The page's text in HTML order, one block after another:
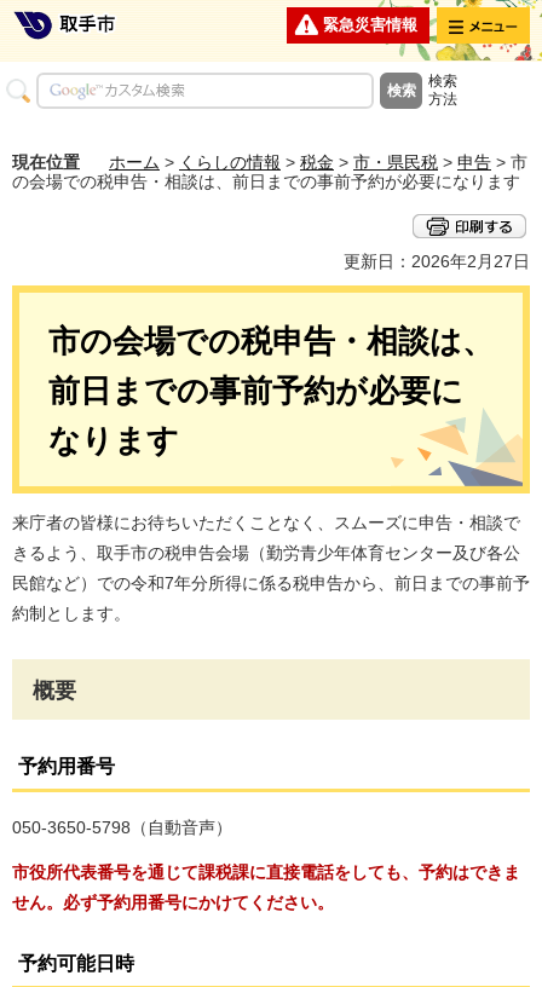
緊急災害情報 メニュー
検索
方法
現在位置 ホーム > くらしの情報 > 税金 > 市・県民税 > 申告 > 市
の会場での税申告・相談は、前日までの事前予約が必要になります
更新日：2026年2月27日
市の会場での税申告・相談は、
前日までの事前予約が必要に
なります
来庁者の皆様にお待ちいただくことなく、スムーズに申告・相談で
きるよう、取手市の税申告会場（勤労青少年体育センター及び各公
民館など）での令和7年分所得に係る税申告から、前日までの事前予
約制とします。
概要
予約用番号
050-3650-5798（自動音声）
市役所代表番号を通じて課税課に直接電話をしても、予約はできま
せん。必ず予約用番号にかけてください。
予約可能日時